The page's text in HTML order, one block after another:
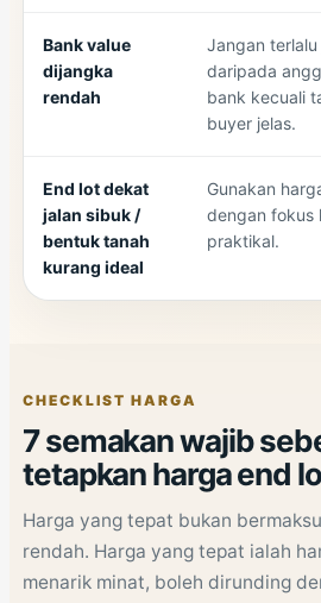
Bank value
dijangka
rendah
Jangan terlalu
daripada
bank kecuali
buyer jelas.
End lot dekat
jalan sibuk /
bentuk tanah
kurang ideal
Gunakan
dengan fokus
praktikal.
CHECKLIST HARGA
7 semakan wajib
tetapkan harga end
Harga yang tepat bukan
rendah. Harga yang tepat ialah
menarik minat, boleh dirunding